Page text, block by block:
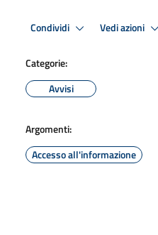
Condividi Vedi azioni
Categorie:
Avvisi
Argomenti:
Accesso all'informazione